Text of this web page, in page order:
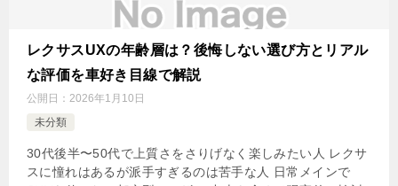
レクサスUXの年齢層は？後悔しない選び方とリアル
な評価を車好き目線で解説
公開日： 2026年1月10日
未分類
30代後半〜50代で上質さをさりげなく楽しみたい人 レクサ
スに憧れはあるが派手すぎるのは苦手な人 日常メインで